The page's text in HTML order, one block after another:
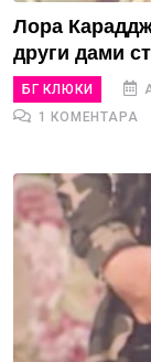
Лора
други дами
БГ КЛЮКИ
1 КОМЕНТАРА